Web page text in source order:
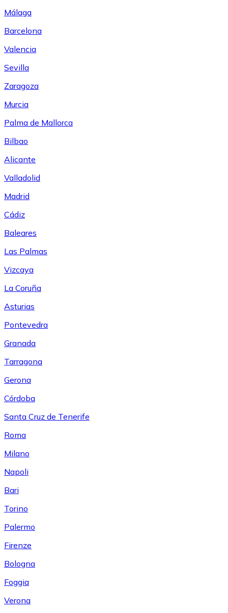
Málaga
Barcelona
Valencia
Sevilla
Zaragoza
Murcia
Palma de Mallorca
Bilbao
Alicante
Valladolid
Madrid
Cádiz
Baleares
Las Palmas
Vizcaya
La Coruña
Asturias
Pontevedra
Granada
Tarragona
Gerona
Córdoba
Santa Cruz de Tenerife
Roma
Milano
Napoli
Bari
Torino
Palermo
Firenze
Bologna
Foggia
Verona